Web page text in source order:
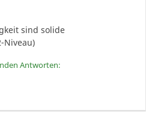
sind solide
Niveau)
Antworten: